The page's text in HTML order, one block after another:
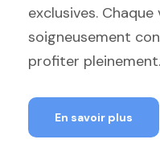
exclusives.
soigneusement
profiter pleinement.
En savoir plus